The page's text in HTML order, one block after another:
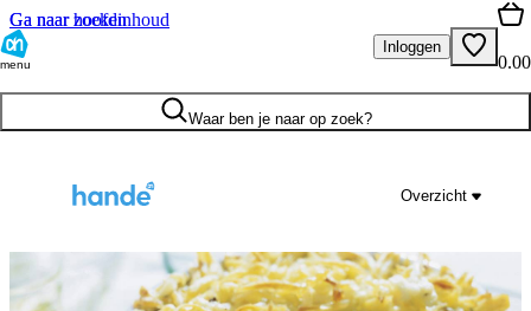
Ga naar hoofdinhoud
Ga naar zoeken
menu
Inloggen
0.00
Waar ben je naar op zoek?
Overzicht